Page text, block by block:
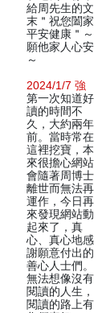
給周先生的文
末＂祝您闔家
平安健康＂～
願他家人心安
～
2024/1/7 強
第一次知道好
讀的時間不
久，大約兩年
前。當時常在
這裡挖寶，本
來很擔心網站
會隨著周博士
離世而無法再
運作，今日再
來發現網站動
起來了，真
心、真心地感
謝願意付出的
善心人士們。
無法想像沒有
閱讀的人生，
閱讀的路上有